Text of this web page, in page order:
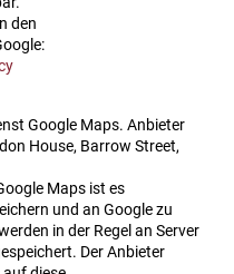
den
Google Maps. Anbieter
House, Barrow Street,
Maps ist es
und an Google zu
in der Regel an Server
Der Anbieter